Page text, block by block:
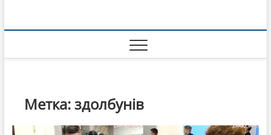
Метка:здолбунів